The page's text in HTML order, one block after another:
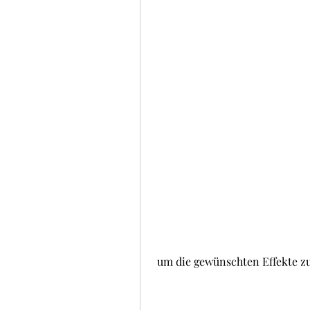
um die gewünschten Effekte